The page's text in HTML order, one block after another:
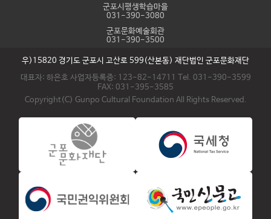
군포시평생학습마을
031-390-3080
군포문화예술회관
031-390-3500
우)15820 경기도 군포시 고산로 599(산본동) 재단법인 군포문화재단
대표자: 하은호 사업자등록증: 123-82-14711 Tel. 031-390-3599
FAX: 031-395-3585
Copyright(C) Gunpo Cultural Foundation All Rights Reserved.